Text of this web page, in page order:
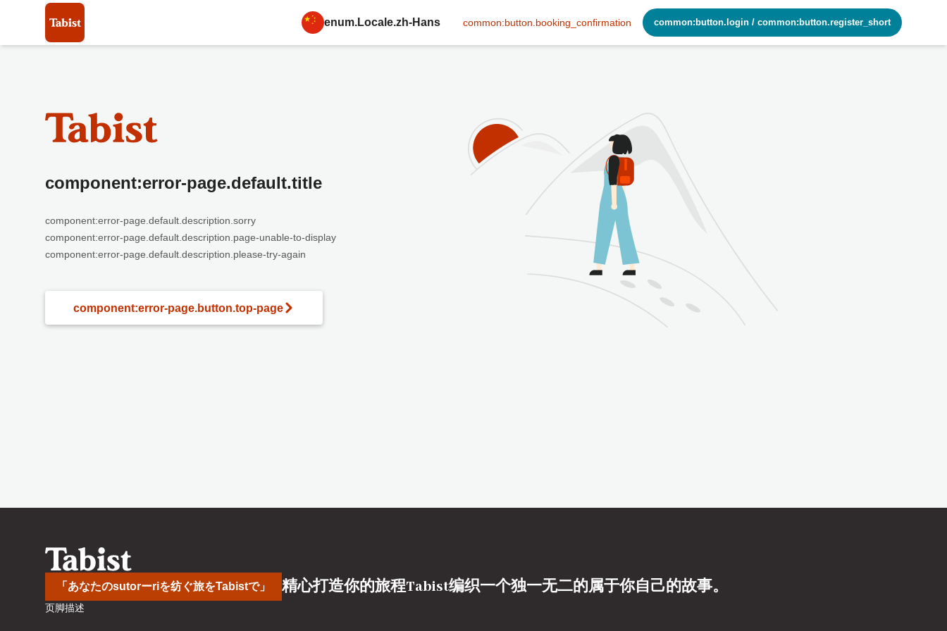
enum.Locale.zh-Hans common:button.booking_confirmation common:button.login / common:button.register_short
component:error-page.default.title
component:error-page.default.description.sorry
component:error-page.default.description.page-unable-to-display
component:error-page.default.description.please-try-again
component:error-page.button.top-page
「あなたのsutorーriを纺ぐ旅をTabistで」 精心打造你的旅程Tabist编织一个独一无二的属于你自己的故事。
页脚描述